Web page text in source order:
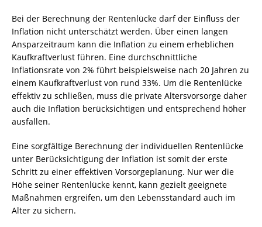
Bei der Berechnung der Rentenlücke darf der Einfluss der
Inflation nicht unterschätzt werden. Über einen langen
Ansparzeitraum kann die Inflation zu einem erheblichen
Kaufkraftverlust führen. Eine durchschnittliche
Inflationsrate von 2% führt beispielsweise nach 20 Jahren zu
einem Kaufkraftverlust von rund 33%. Um die Rentenlücke
effektiv zu schließen, muss die private Altersvorsorge daher
auch die Inflation berücksichtigen und entsprechend höher
ausfallen.
Eine sorgfältige Berechnung der individuellen Rentenlücke
unter Berücksichtigung der Inflation ist somit der erste
Schritt zu einer effektiven Vorsorgeplanung. Nur wer die
Höhe seiner Rentenlücke kennt, kann gezielt geeignete
Maßnahmen ergreifen, um den Lebensstandard auch im
Alter zu sichern.